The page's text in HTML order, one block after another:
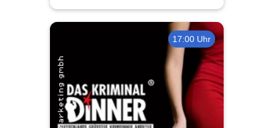
17:00 Uhr